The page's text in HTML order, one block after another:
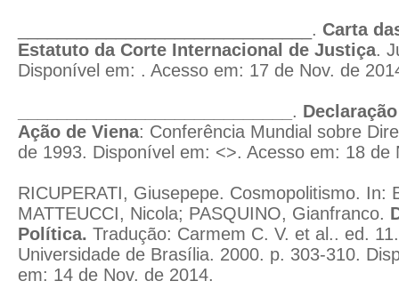
______________________________. Carta
Estatuto da Corte Internacional de Justiça.
Disponível em: . Acesso em: 17 de Nov. de
.
Ação de Viena: Conferência Mundial sobre
de 1993. Disponível em: <>. Acesso em: 18 de
RICUPERATI, Giusepepe. Cosmopolitismo. In:
MATTEUCCI, Nicola; PASQUINO, Gianfranco.
Política. Tradução: Carmem C. V. et al.. ed.
Universidade de Brasília. 2000. p. 303-310.
em: 14 de Nov. de 2014.